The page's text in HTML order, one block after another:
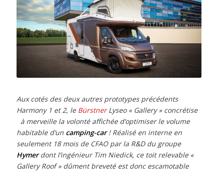
Aux cotés des deux autres prototypes précédents
Harmony 1 et 2, le BürstnerLyseo « Gallery » concrétise
à merveille la volonté affichée d’optimiser le volume
habitable d’un camping-car! Réalisé en interne en
seulement 18 mois de CFAO par la R&D du groupe
Hymerdont l’ingénieur Tim Niedick, ce toit relevable «
Gallery Roof » dûment breveté est donc escamotable